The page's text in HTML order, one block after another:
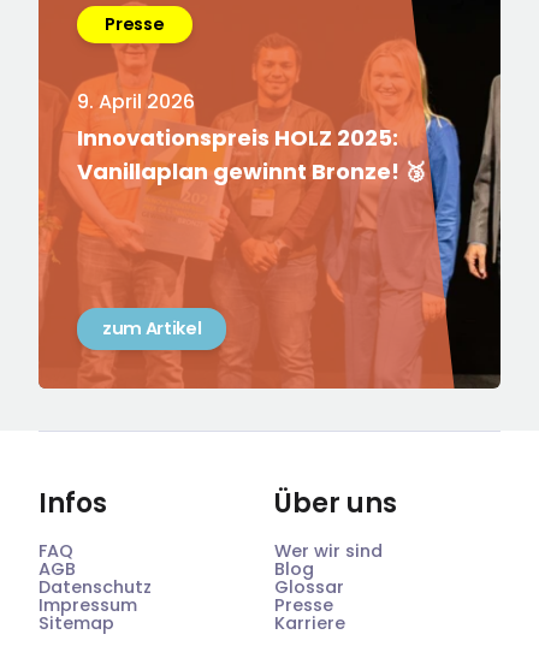
Presse
9. April 2026
Innovationspreis HOLZ 2025:
Vanillaplan gewinnt Bronze! 🥉
zum Artikel
Infos
FAQ
AGB
Datenschutz
Impressum
Sitemap
Über uns
Wer wir sind
Blog
Glossar
Presse
Karriere